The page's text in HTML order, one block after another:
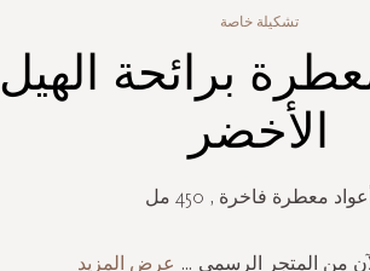
تشكيلة خاصة
برائحة الهيل
الأخضر
معطرة فاخرة , 450 مل
من المتجر الرسمي ... عرض المزيد